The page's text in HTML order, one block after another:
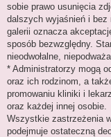
sobie prawo usunięcia
dalszych wyjaśnień i bez
galerii oznacza
sposób bezwzględny.
nieodwołalne,
* Administratorzy mogą
oraz ich rodzinom, a
promowaniu kliniki i
oraz każdej innej osobie.
Wszystkie zastrzeżenia
podejmuje ostateczną